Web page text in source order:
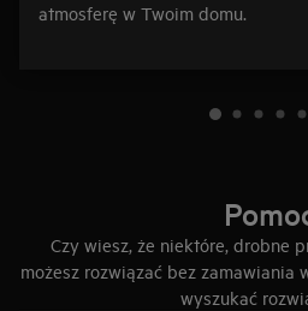
atmosferę w Twoim domu.
Czy wiesz, że niektóre, drobne
możesz rozwiązać bez zamawiania
wyszukać